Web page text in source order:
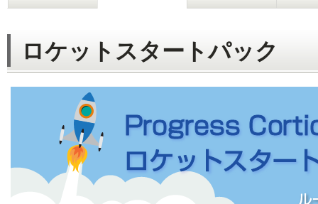
ロケットスタートパック